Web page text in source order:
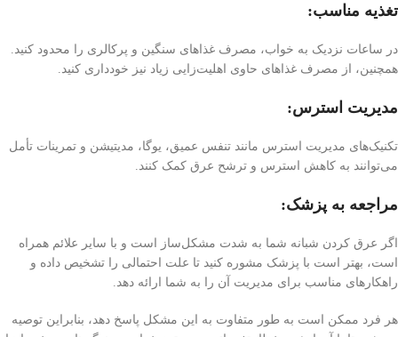
تغذیه مناسب:
در ساعات نزدیک به خواب، مصرف غذاهای سنگین و پرکالری را محدود کنید.
همچنین، از مصرف غذاهای حاوی اهلیت‌زایی زیاد نیز خودداری کنید.
مدیریت استرس:
تکنیک‌های مدیریت استرس مانند تنفس عمیق، یوگا، مدیتیشن و تمرینات تأمل
می‌توانند به کاهش استرس و ترشح عرق کمک کنند.
مراجعه به پزشک:
اگر عرق کردن شبانه شما به شدت مشکل‌ساز است و با سایر علائم همراه
است، بهتر است با پزشک مشوره کنید تا علت احتمالی را تشخیص داده و
راهکارهای مناسب برای مدیریت آن را به شما ارائه دهد.
هر فرد ممکن است به طور متفاوت به این مشکل پاسخ دهد، بنابراین توصیه